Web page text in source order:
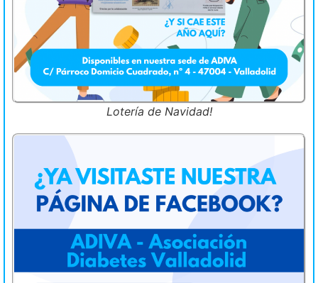
Lotería de Navidad!